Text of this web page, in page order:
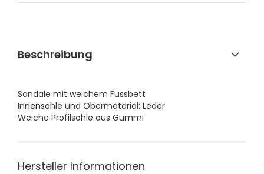
Beschreibung
Sandale mit weichem Fussbett
Innensohle und Obermaterial: Leder
Weiche Profilsohle aus Gummi
Hersteller Informationen